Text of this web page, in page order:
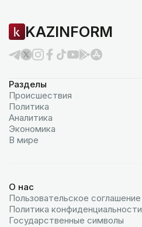
KAZINFORM
Разделы
Происшествия
Политика
Аналитика
Экономика
В мире
О нас
Пользовательское соглашение
Политика конфиденциальности
Государственные символы